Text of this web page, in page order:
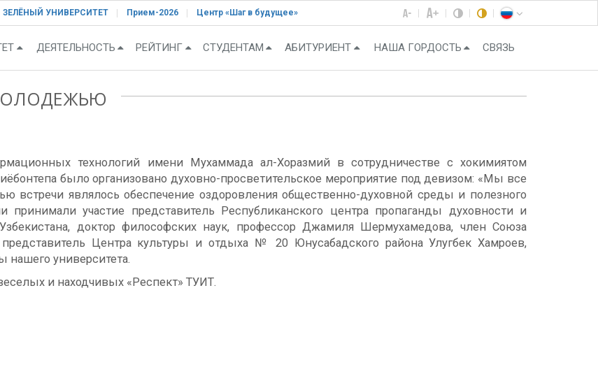
ЗЕЛЁНЫЙ УНИВЕРСИТЕТ Прием-2026 Центр «Шаг в будущее»
ДЕЯТЕЛЬНОСТЬ РЕЙТИНГ СТУДЕНТАМ АБИТУРИЕНТ НАША ГОРДОСТЬ СВЯЗЬ
технологий имени Мухаммада ал-Хоразмий в сотрудничестве с хокимиятом
было организовано духовно-просветительское мероприятие под девизом: «Мы все
встречи являлось обеспечение оздоровления общественно-духовной среды и полезного
принимали участие представитель Республиканского центра пропаганды духовности и
доктор философских наук, профессор Джамиля Шермухамедова, член Союза
Центра культуры и отдыха № 20 Юнусабадского района Улугбек Xамроев,
нашего университета.
и находчивых «Респект» ТУИТ.